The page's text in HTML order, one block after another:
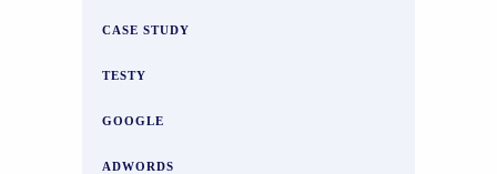
CASE STUDY
TESTY
GOOGLE
ADWORDS